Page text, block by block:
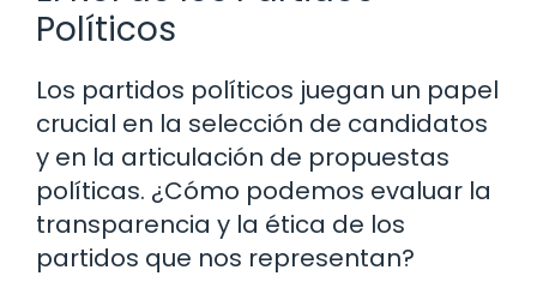
Políticos
Los partidos políticos juegan un papel
crucial en la selección de candidatos
y en la articulación de propuestas
políticas. ¿Cómo podemos evaluar la
transparencia y la ética de los
partidos que nos representan?